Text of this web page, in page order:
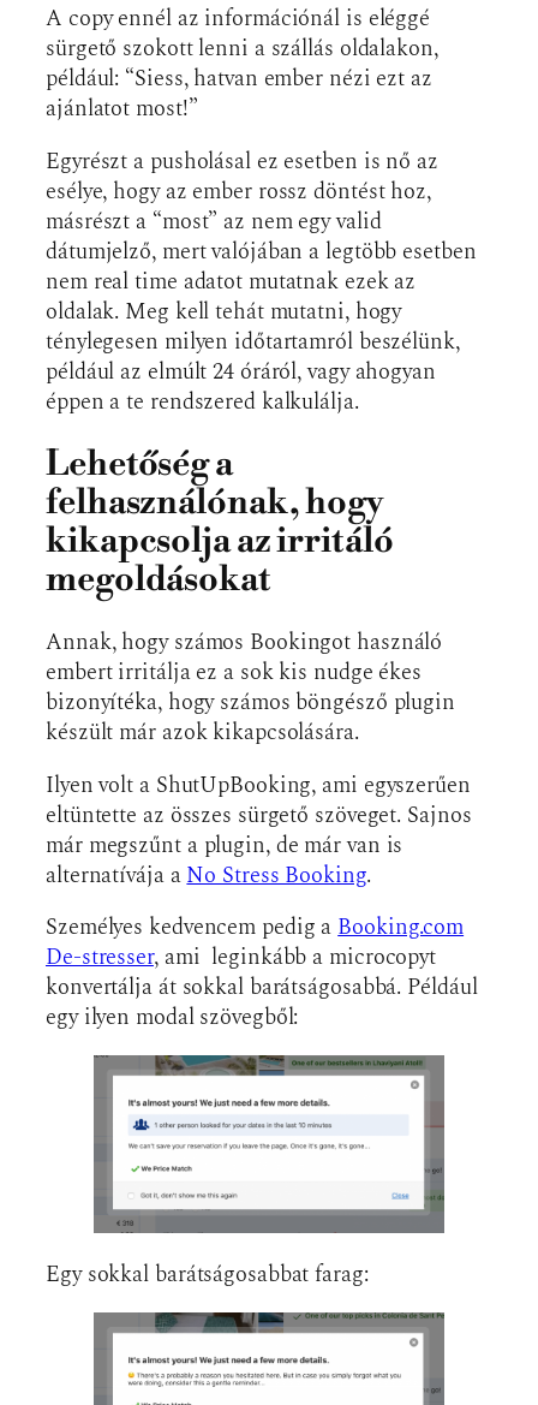
A copy ennél az információnál is eléggé
sürgető szokott lenni a szállás oldalakon,
például: “Siess, hatvan ember nézi ezt az
ajánlatot most!”
Egyrészt a pusholásal ez esetben is nő az
esélye, hogy az ember rossz döntést hoz,
másrészt a “most” az nem egy valid
dátumjelző, mert valójában a legtöbb esetben
nem real time adatot mutatnak ezek az
oldalak. Meg kell tehát mutatni, hogy
ténylegesen milyen időtartamról beszélünk,
például az elmúlt 24 óráról, vagy ahogyan
éppen a te rendszered kalkulálja.
Lehetőség a
felhasználónak, hogy
kikapcsolja az irritáló
megoldásokat
Annak, hogy számos Bookingot használó
embert irritálja ez a sok kis nudge ékes
bizonyítéka, hogy számos böngésző plugin
készült már azok kikapcsolására.
Ilyen volt a ShutUpBooking, ami egyszerűen
eltüntette az összes sürgető szöveget. Sajnos
már megszűnt a plugin, de már van is
alternatívája aNo Stress Booking.
Személyes kedvencem pedig aBooking.com
De-stresser, ami leginkább a microcopyt
konvertálja át sokkal barátságosabbá. Például
egy ilyen modal szövegből:
Egy sokkal barátságosabbat farag: